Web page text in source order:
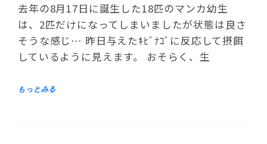
去年の8月17日に誕生した18匹のマンカ幼生
は、2匹だけになってしまいましたが状態は良さ
そうな感じ… 昨日与えたｷﾋﾞﾅｺﾞに反応して摂餌
しているように見えます。 おそらく、生